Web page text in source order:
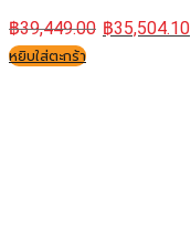
฿39,449.00 ฿35,504.10
หยิบใส่ตะกร้า